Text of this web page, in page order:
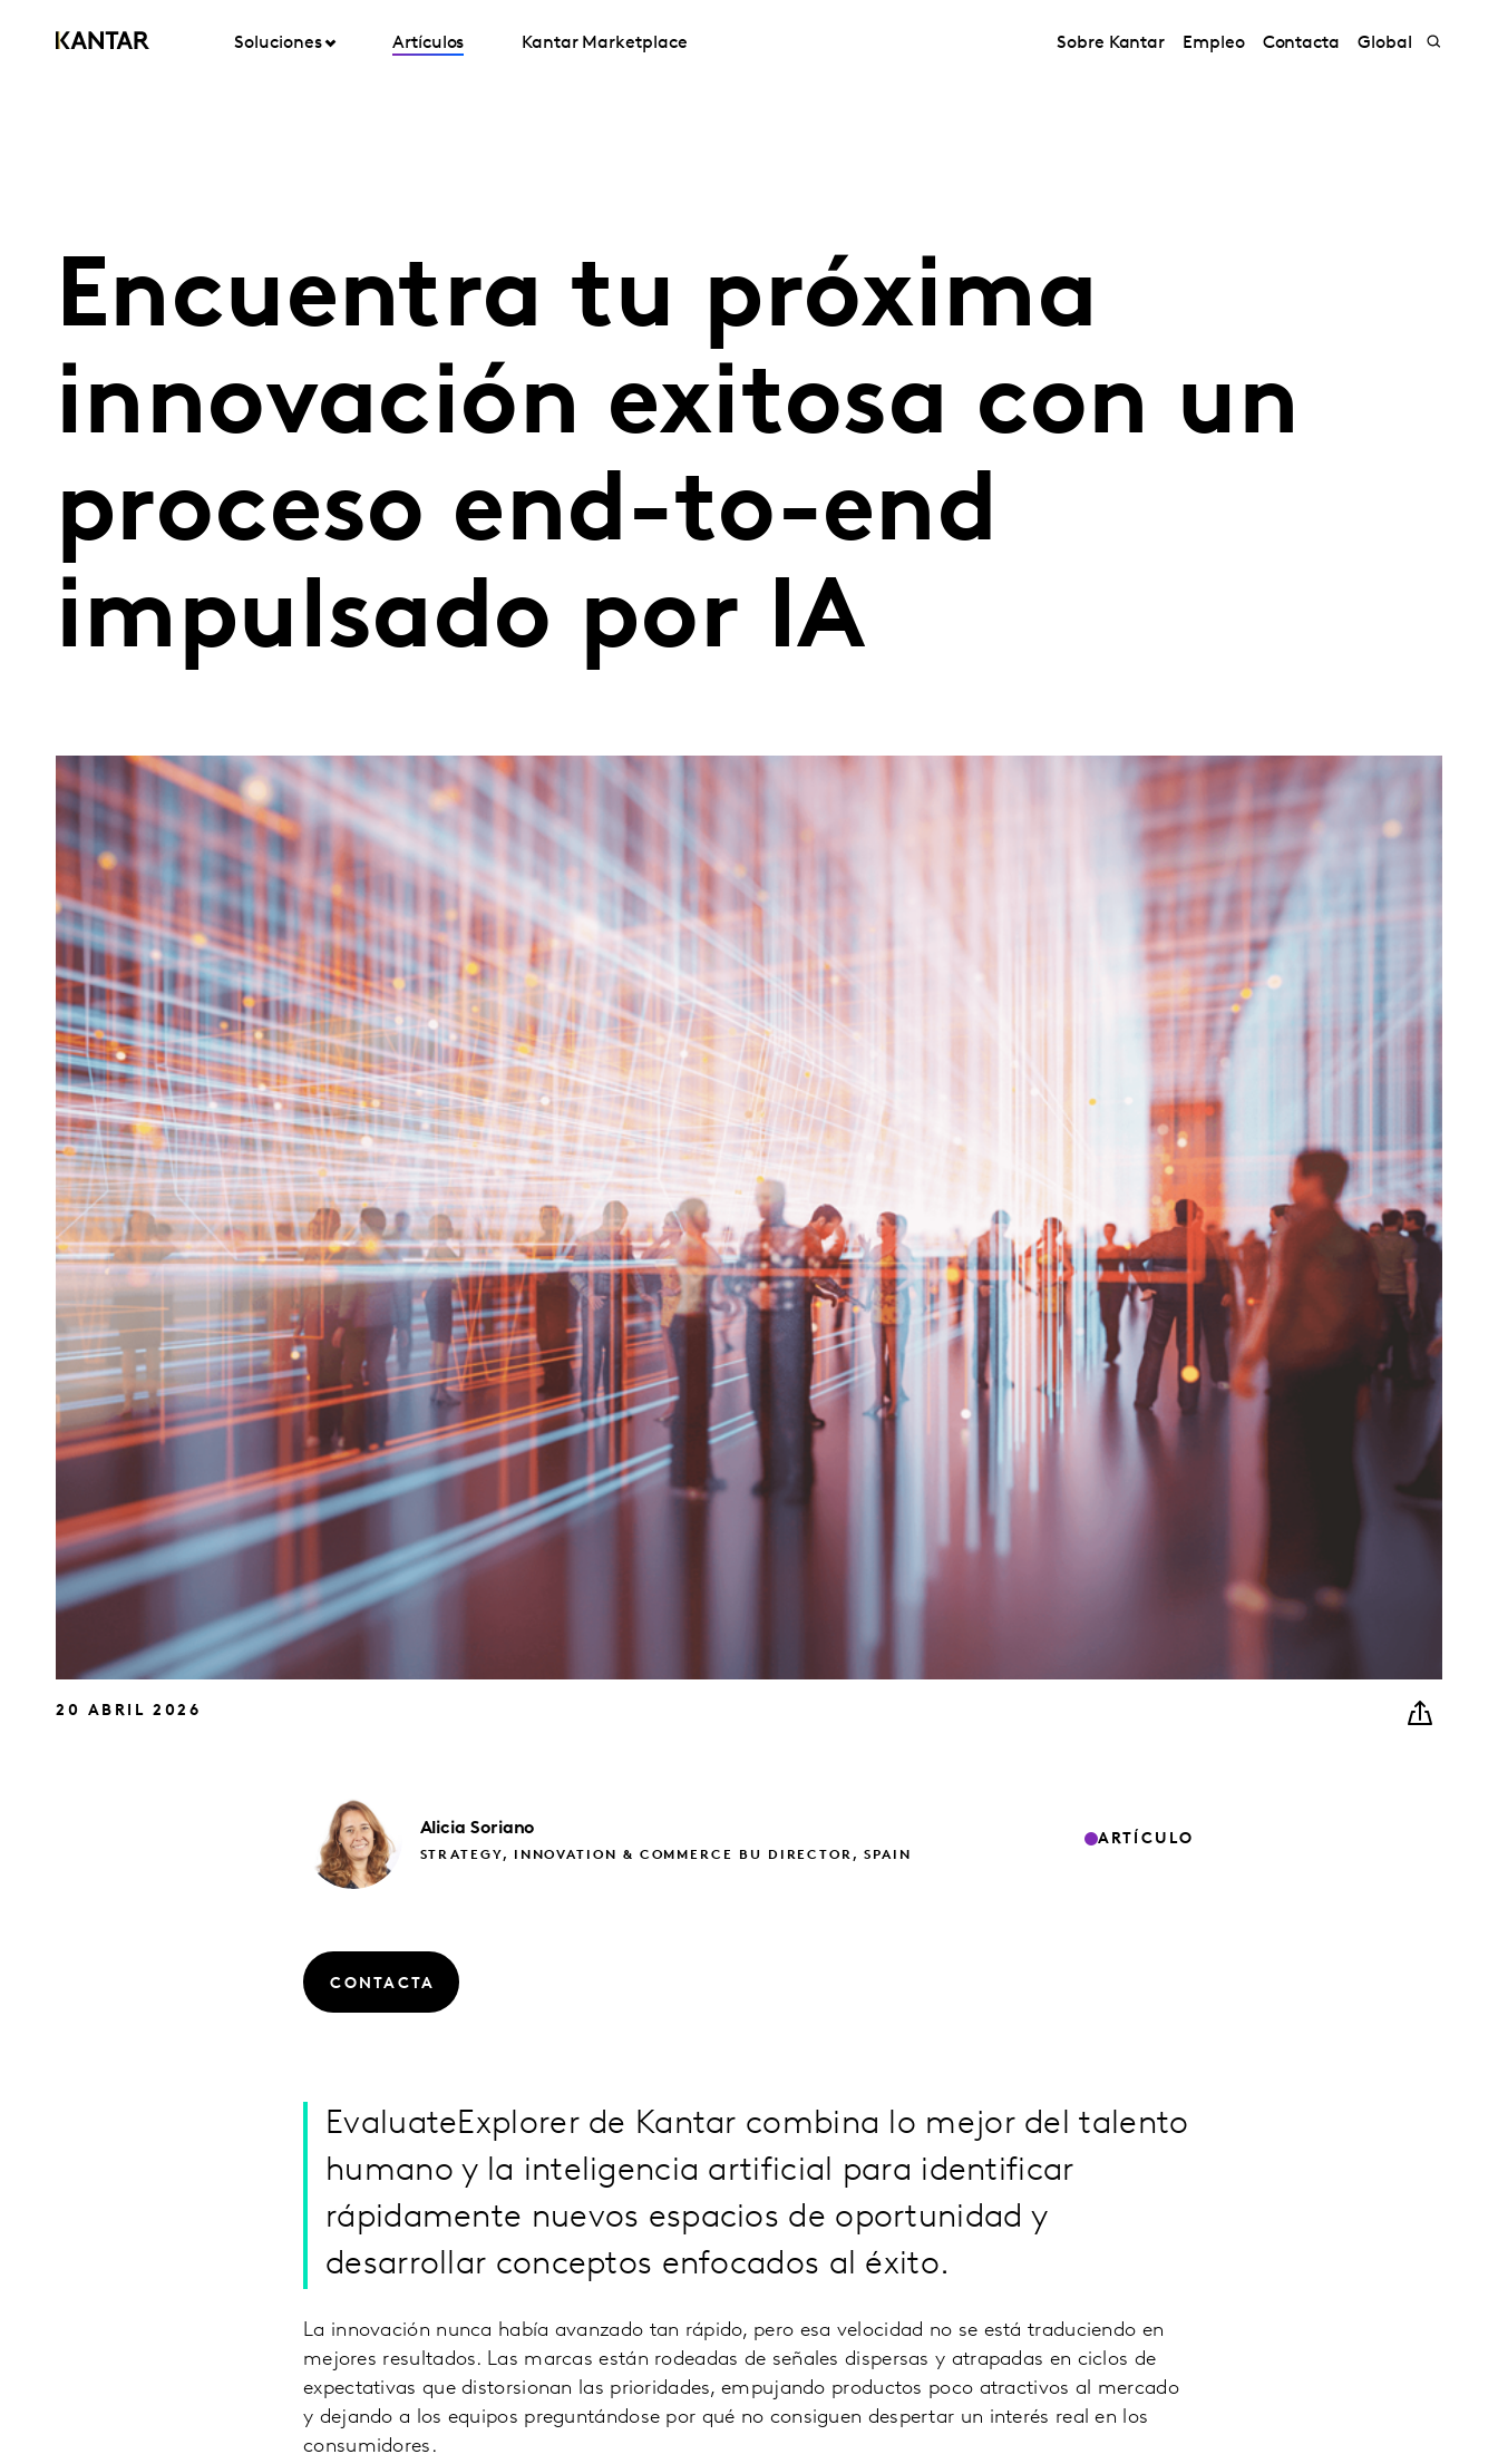
Soluciones Artículos Kantar Marketplace Sobre Kantar Empleo Contacta Global
Encuentra tu próxima
innovación exitosa con un
proceso end-to-end
impulsado por IA
20 ABRIL 2026
Alicia Soriano
STRATEGY, INNOVATION & COMMERCE BU DIRECTOR, SPAIN
ARTÍCULO
CONTACTA
EvaluateExplorer de Kantar combina lo mejor del talento
humano y la inteligencia artificial para identificar
rápidamente nuevos espacios de oportunidad y
desarrollar conceptos enfocados al éxito.
La innovación nunca había avanzado tan rápido, pero esa velocidad no se está traduciendo en
mejores resultados. Las marcas están rodeadas de señales dispersas y atrapadas en ciclos de
expectativas que distorsionan las prioridades, empujando productos poco atractivos al mercado
y dejando a los equipos preguntándose por qué no consiguen despertar un interés real en los
consumidores.